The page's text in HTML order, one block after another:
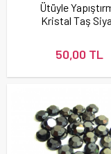
Ütüyle
Kristal Taş
50,00 TL